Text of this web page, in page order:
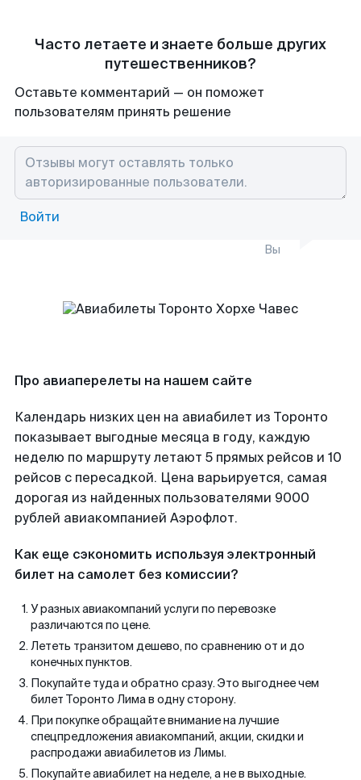
Часто летаете и знаете больше других
путешественников?
Оставьте комментарий — он поможет
пользователям принять решение
Войти
Вы
Про авиаперелеты на нашем сайте
Календарь низких цен на авиабилет из Торонто
показывает выгодные месяца в году, каждую
неделю по маршруту летают 5 прямых рейсов и 10
рейсов с пересадкой. Цена варьируется, самая
дорогая из найденных пользователями 9000
рублей авиакомпанией Аэрофлот.
Как еще сэкономить используя электронный
билет на самолет без комиссии?
У разных авиакомпаний услуги по перевозке
различаются по цене.
Лететь транзитом дешево, по сравнению от и до
конечных пунктов.
Покупайте туда и обратно сразу. Это выгоднее чем
билет Торонто Лима в одну сторону.
При покупке обращайте внимание на лучшие
спецпредложения авиакомпаний, акции, скидки и
распродажи авиабилетов из Лимы.
Покупайте авиабилет на неделе, а не в выходные.